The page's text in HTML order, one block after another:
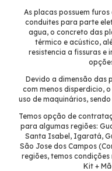
As placas possuem
conduites para parte
agua, o concreto das
térmico e acústico,
resistencia a fissuras e
Devido a dimensão das
com menos disperdicio,
uso de maquinários,
Temos opção de
para algumas regiões:
Santa Isabel, Igaratá,
São Jose dos Campos
regiões, temos
Kit +